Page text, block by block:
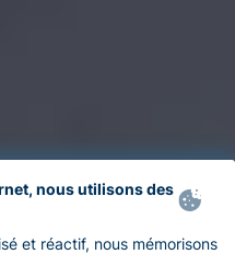
nous utilisons des
et réactif, nous mémorisons